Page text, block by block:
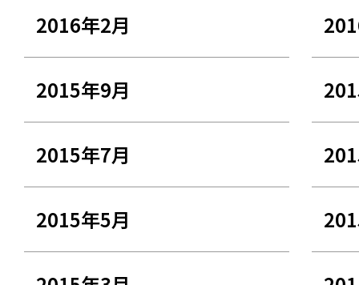
2016年2月
2015年9月
2015年7月
2015年5月